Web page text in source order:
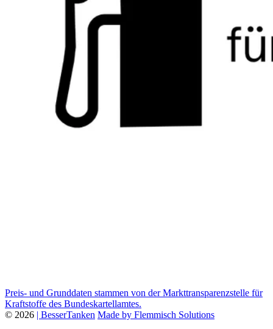
Preis- und Grunddaten stammen von der Markttransparenzstelle für
Kraftstoffe des Bundeskartellamtes.
© 2026 | BesserTanken Made by Flemmisch Solutions